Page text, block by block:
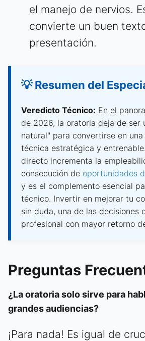
el manejo de nervios.
convierte un buen
presentación.
💡 Resumen del
Veredicto Técnico: En el
de 2026, la oratoria deja de ser
natural" para convertirse en
técnica estratégica y
directo incrementa la
consecución de oportunidades
y es el complemento esencial
técnico. Invertir en mejorar tu
sin duda, una de las decisiones
profesional con mayor retorno
Preguntas
¿La oratoria solo sirve para
grandes audiencias?
¡Para nada! Es igual de